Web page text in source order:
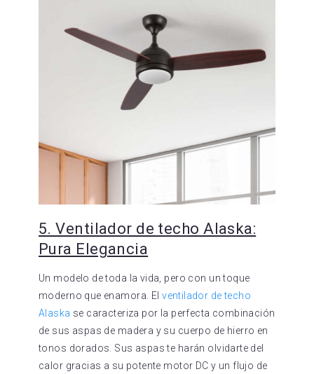
5. Ventilador de techo Alaska:
Pura Elegancia
Un modelo de toda la vida, pero con un toque
moderno que enamora. Elventilador de techo
Alaska se caracteriza por la perfecta combinación
de sus aspas de madera y su cuerpo de hierro en
tonos dorados. Sus aspas te harán olvidarte del
calor gracias a su potente motor DC y un flujo de